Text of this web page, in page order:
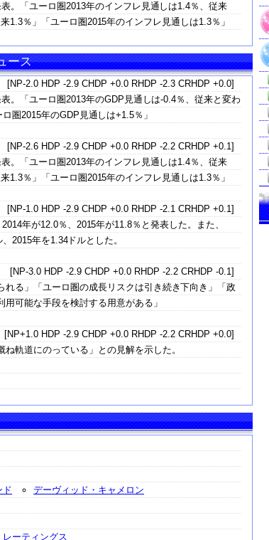
。「ユーロ圏2013年のインフレ見通しは1.4％、従来
1.3％」「ユーロ圏2015年のインフレ見通しは1.3％」
ース
[NP-2.0 HDP -2.9 CHDP +0.0 RHDP -2.3 CRHDP +0.0]
。「ユーロ圏2013年のGDP見通しは-0.4％、従来と変わ
圏2015年のGDP見通しは+1.5％」
[NP-2.6 HDP -2.9 CHDP +0.0 RHDP -2.2 CRHDP +0.1]
。「ユーロ圏2013年のインフレ見通しは1.4％、従来
1.3％」「ユーロ圏2015年のインフレ見通しは1.3％」
[NP-1.0 HDP -2.9 CHDP +0.0 RHDP -2.1 CRHDP +0.1]
年が12.0％、2015年が11.8％と発表した。また、
2015年を1.34ドルとした。
[NP-3.0 HDP -2.9 CHDP +0.0 RHDP -2.2 CRHDP -0.1]
る」「ユーロ圏の成長リスクは引き続き下向き」「政
可能な手段を検討する用意がある」
[NP+1.0 HDP -2.9 CHDP +0.0 RHDP -2.2 CRHDP +0.0]
軌道にのっている」との見解を示した。
ド
デーヴィッド・キャメロン
レーティングス